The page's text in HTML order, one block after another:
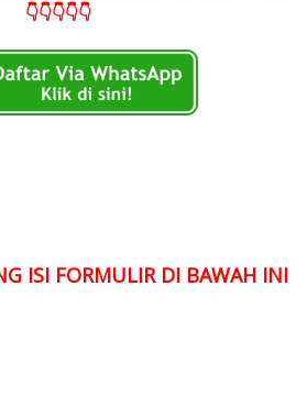
👇👇👇👇👇
ISI FORMULIR DI BAWAH INI